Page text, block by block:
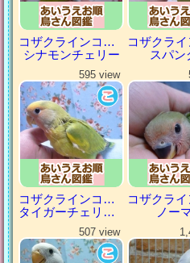
コザクラインコ（小桜インコ）
シナモンチェリー
スパン
595 view
コザクラインコ（小桜インコ）
タイガーチェリーパイド
ノー
507 view